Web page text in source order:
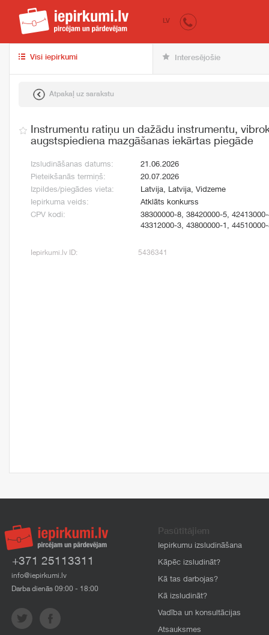
iepirkumi.lv
LV
Visi iepirkumi Interesējošie
Atpakaļ uz sarakstu
Instrumentu ratiņu un dažādu instrumentu,
augstspiediena mazgāšanas iekārtas piegāde
Izsludināšanas datums:
21.06.2026
Pieteikšanās termiņš:
20.07.2026
Izpildes/piegādes vieta:
Latvija, Latvija, Vidzeme
Iepirkuma veids:
Atklāts konkurss
CPV kodi:
38300000-8, 38420000-5,
43312000-3, 43800000-1,
Iepirkumi.lv ID: 5436341
+371 25113311
info@iepirkumi.lv
Darba dienās 09:00 - 18:00
Pasūtītājiem
Iepirkumu izsludināšana
Kāpēc izsludināt?
Kā tas darbojas?
Kā izsludināt?
Vadība un konsultācijas
Atsauksmes